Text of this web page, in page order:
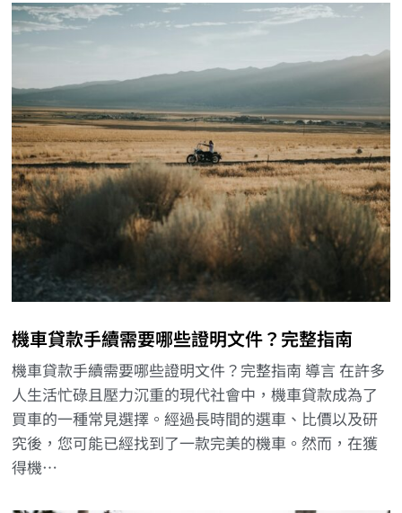
機車貸款手續需要哪些證明文件？完整指南
機車貸款手續需要哪些證明文件？完整指南 導言 在許多
人生活忙碌且壓力沉重的現代社會中，機車貸款成為了
買車的一種常見選擇。經過長時間的選車、比價以及研
究後，您可能已經找到了一款完美的機車。然而，在獲
得機…